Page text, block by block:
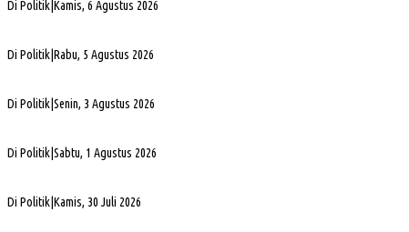
Di Politik Kamis, 6 Agustus 2026
Di Politik Rabu, 5 Agustus 2026
Di Politik Senin, 3 Agustus 2026
Di Politik Sabtu, 1 Agustus 2026
Di Politik Kamis, 30 Juli 2026